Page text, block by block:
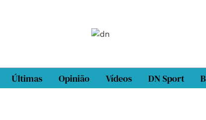
Últimas Opinião Vídeos DN Sport